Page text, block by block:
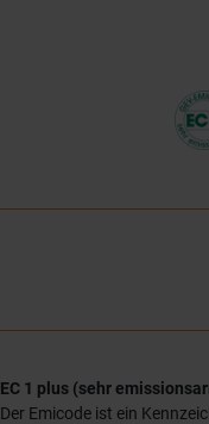
EC 1 plus (sehr
Der Emicode ist ein